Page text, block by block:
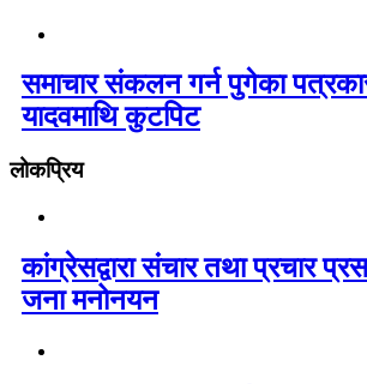
समाचार संकलन गर्न पुगेका
यादवमाथि कुटपिट
लोकप्रिय
कांग्रेसद्वारा संचार तथा प्रचार
जना मनोनयन